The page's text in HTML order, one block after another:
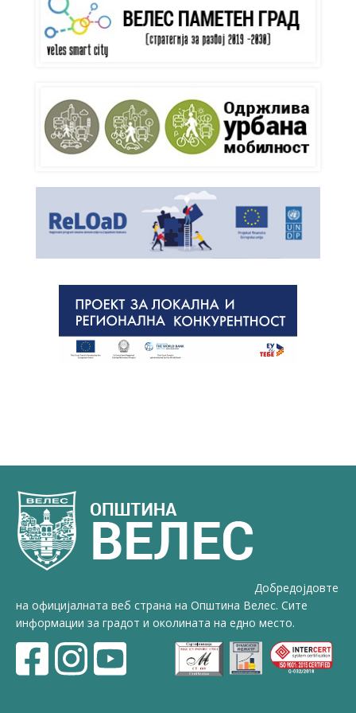
Добредојдовте
на официјалната веб страна на Општина Велес. Сите
информации за градот и околината на едно место.